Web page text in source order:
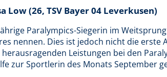
Low (26, TSV Bayer 04 Leverkusen)
Paralympics-Siegerin im
nennen. Dies ist jedoch nicht die erste
Leistungen bei den
zur Sportlerin des Monats September